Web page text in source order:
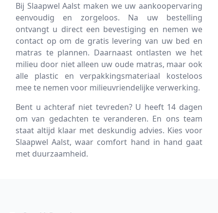
Bij Slaapwel Aalst maken we uw aankoopervaring
eenvoudig en zorgeloos. Na uw bestelling
ontvangt u direct een bevestiging en nemen we
contact op om de gratis levering van uw bed en
matras te plannen. Daarnaast ontlasten we het
milieu door niet alleen uw oude matras, maar ook
alle plastic en verpakkingsmateriaal kosteloos
mee te nemen voor milieuvriendelijke verwerking.
Bent u achteraf niet tevreden? U heeft 14 dagen
om van gedachten te veranderen. En ons team
staat altijd klaar met deskundig advies. Kies voor
Slaapwel Aalst, waar comfort hand in hand gaat
met duurzaamheid.